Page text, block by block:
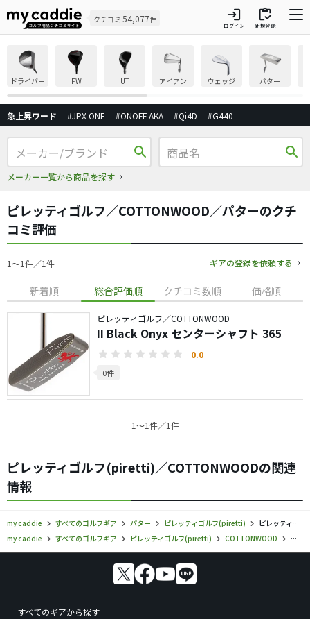
クチコミ 54,077件 login
ログイン
inventory
新規登録
ドライバー FW UT アイアン ウェッジ パター
急上昇ワード #JPX ONE #ONOFF AKA #Qi4D #G440
search
メーカー一覧から商品を探す
search
ピレッティゴルフ／COTTONWOOD／パターのクチ
コミ評価
1〜1件／1件 ギアの登録を依頼する
新着順 総合評価順 クチコミ数順 価格順
ピレッティゴルフ／COTTONWOOD
II Black Onyx センターシャフト 365
0.0
0件
1〜1件／1件
ピレッティゴルフ(piretti)／COTTONWOODの関連
情報
my caddie すべてのゴルフギア パター ピレッティゴルフ(piretti)
ピレッティゴルフ／COTTONWOOD／パターの口コミ評価
my caddie
すべてのゴルフギア ピレッティゴルフ(piretti) COTTONWOOD ピレ
すべてのギアから探す